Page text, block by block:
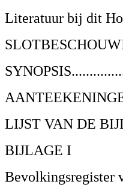
Literatuur bij dit
LIJST VAN DE
BIJLAGE I
Bevolkingsregister